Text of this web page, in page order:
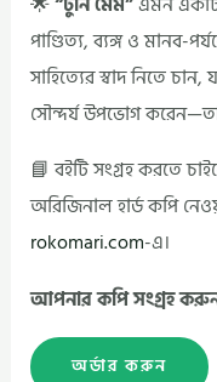
পাণ্ডিত্য, ব্যঙ্গ ও মানব-
সাহিত্যের স্বাদ নিতে চান,
সৌন্দর্য উপভোগ
📘 বইটি সংগ্রহ করতে
অরিজিনাল হার্ড কপি
rokomari.com-এ।
আপনার কপি সংগ্রহ
অর্ডার করুন